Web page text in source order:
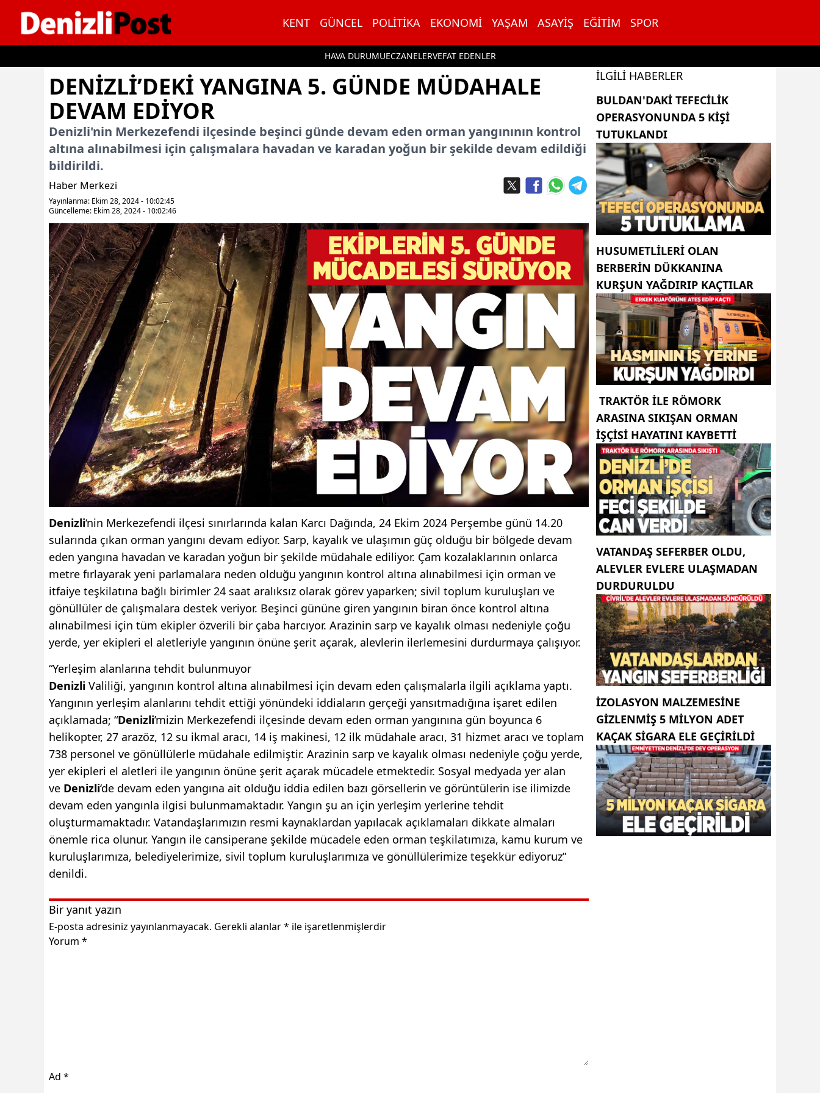
KENT GÜNCEL POLITIKA EKONOMI YAŞAM ASAYIŞ EĞITIM SPOR
HAVA DURUMUECZANELERVEFAT EDENLER
İçeriğe geç
DENIZLI’DEKI YANGINA 5. GÜNDE MÜDAHALE
DEVAM EDIYOR
Denizli'nin Merkezefendi ilçesinde beşinci günde devam eden orman yangınının kontrol
altına alınabilmesi için çalışmalara havadan ve karadan yoğun bir şekilde devam edildiği
bildirildi.
Haber Merkezi
Yayınlanma: Ekim 28, 2024 - 10:02:45
Güncelleme: Ekim 28, 2024 - 10:02:46
Denizli‘nin Merkezefendi ilçesi sınırlarında kalan Karcı Dağında, 24 Ekim 2024 Perşembe günü 14.20
sularında çıkan orman yangını devam ediyor. Sarp, kayalık ve ulaşımın güç olduğu bir bölgede devam
eden yangına havadan ve karadan yoğun bir şekilde müdahale ediliyor. Çam kozalaklarının onlarca
metre fırlayarak yeni parlamalara neden olduğu yangının kontrol altına alınabilmesi için orman ve
itfaiye teşkilatına bağlı birimler 24 saat aralıksız olarak görev yaparken; sivil toplum kuruluşları ve
gönüllüler de çalışmalara destek veriyor. Beşinci gününe giren yangının biran önce kontrol altına
alınabilmesi için tüm ekipler özverili bir çaba harcıyor. Arazinin sarp ve kayalık olması nedeniyle çoğu
yerde, yer ekipleri el aletleriyle yangının önüne şerit açarak, alevlerin ilerlemesini durdurmaya çalışıyor.
“Yerleşim alanlarına tehdit bulunmuyor
Denizli Valiliği, yangının kontrol altına alınabilmesi için devam eden çalışmalarla ilgili açıklama yaptı.
Yangının yerleşim alanlarını tehdit ettiği yönündeki iddiaların gerçeği yansıtmadığına işaret edilen
açıklamada; “Denizli’mizin Merkezefendi ilçesinde devam eden orman yangınına gün boyunca 6
helikopter, 27 arazöz, 12 su ikmal aracı, 14 iş makinesi, 12 ilk müdahale aracı, 31 hizmet aracı ve toplam
738 personel ve gönüllülerle müdahale edilmiştir. Arazinin sarp ve kayalık olması nedeniyle çoğu yerde,
yer ekipleri el aletleri ile yangının önüne şerit açarak mücadele etmektedir. Sosyal medyada yer alan
ve Denizli‘de devam eden yangına ait olduğu iddia edilen bazı görsellerin ve görüntülerin ise ilimizde
devam eden yangınla ilgisi bulunmamaktadır. Yangın şu an için yerleşim yerlerine tehdit
oluşturmamaktadır. Vatandaşlarımızın resmi kaynaklardan yapılacak açıklamaları dikkate almaları
önemle rica olunur. Yangın ile cansiperane şekilde mücadele eden orman teşkilatımıza, kamu kurum ve
kuruluşlarımıza, belediyelerimize, sivil toplum kuruluşlarımıza ve gönüllülerimize teşekkür ediyoruz”
denildi.
Bir yanıt yazın
E-posta adresiniz yayınlanmayacak. Gerekli alanlar* ile işaretlenmişlerdir
Yorum *
Ad *
İLGILI HABERLER
BULDAN'DAKI TEFECILIK
OPERASYONUNDA 5 KIŞI
TUTUKLANDI
HUSUMETLILERI OLAN
BERBERIN DÜKKANINA
KURŞUN YAĞDIRIP KAÇTILAR
TRAKTÖR ILE RÖMORK
ARASINA SIKIŞAN ORMAN
IŞÇISI HAYATINI KAYBETTI
VATANDAŞ SEFERBER OLDU,
ALEVLER EVLERE ULAŞMADAN
DURDURULDU
İZOLASYON MALZEMESINE
GIZLENMIŞ 5 MILYON ADET
KAÇAK SIGARA ELE GEÇIRILDI